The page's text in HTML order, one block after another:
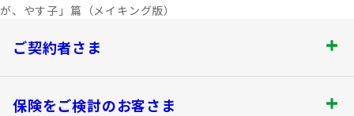
が、やす子」篇（メイキング版）
ご契約者さま
ご契約者さま トップ
保険をご検討のお客さま